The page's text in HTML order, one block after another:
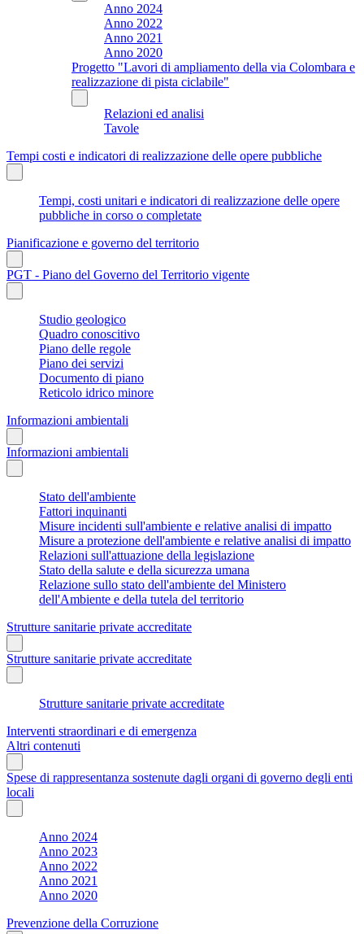
Anno 2024
Anno 2022
Anno 2021
Anno 2020
Progetto "Lavori di ampliamento della via Colombara e
realizzazione di pista ciclabile"
Relazioni ed analisi
Tavole
Tempi costi e indicatori di realizzazione delle opere pubbliche
Tempi, costi unitari e indicatori di realizzazione delle opere
pubbliche in corso o completate
Pianificazione e governo del territorio
PGT - Piano del Governo del Territorio vigente
Studio geologico
Quadro conoscitivo
Piano delle regole
Piano dei servizi
Documento di piano
Reticolo idrico minore
Informazioni ambientali
Informazioni ambientali
Stato dell'ambiente
Fattori inquinanti
Misure incidenti sull'ambiente e relative analisi di impatto
Misure a protezione dell'ambiente e relative analisi di impatto
Relazioni sull'attuazione della legislazione
Stato della salute e della sicurezza umana
Relazione sullo stato dell'ambiente del Ministero
dell'Ambiente e della tutela del territorio
Strutture sanitarie private accreditate
Strutture sanitarie private accreditate
Strutture sanitarie private accreditate
Interventi straordinari e di emergenza
Altri contenuti
Spese di rappresentanza sostenute dagli organi di governo degli enti
locali
Anno 2024
Anno 2023
Anno 2022
Anno 2021
Anno 2020
Prevenzione della Corruzione